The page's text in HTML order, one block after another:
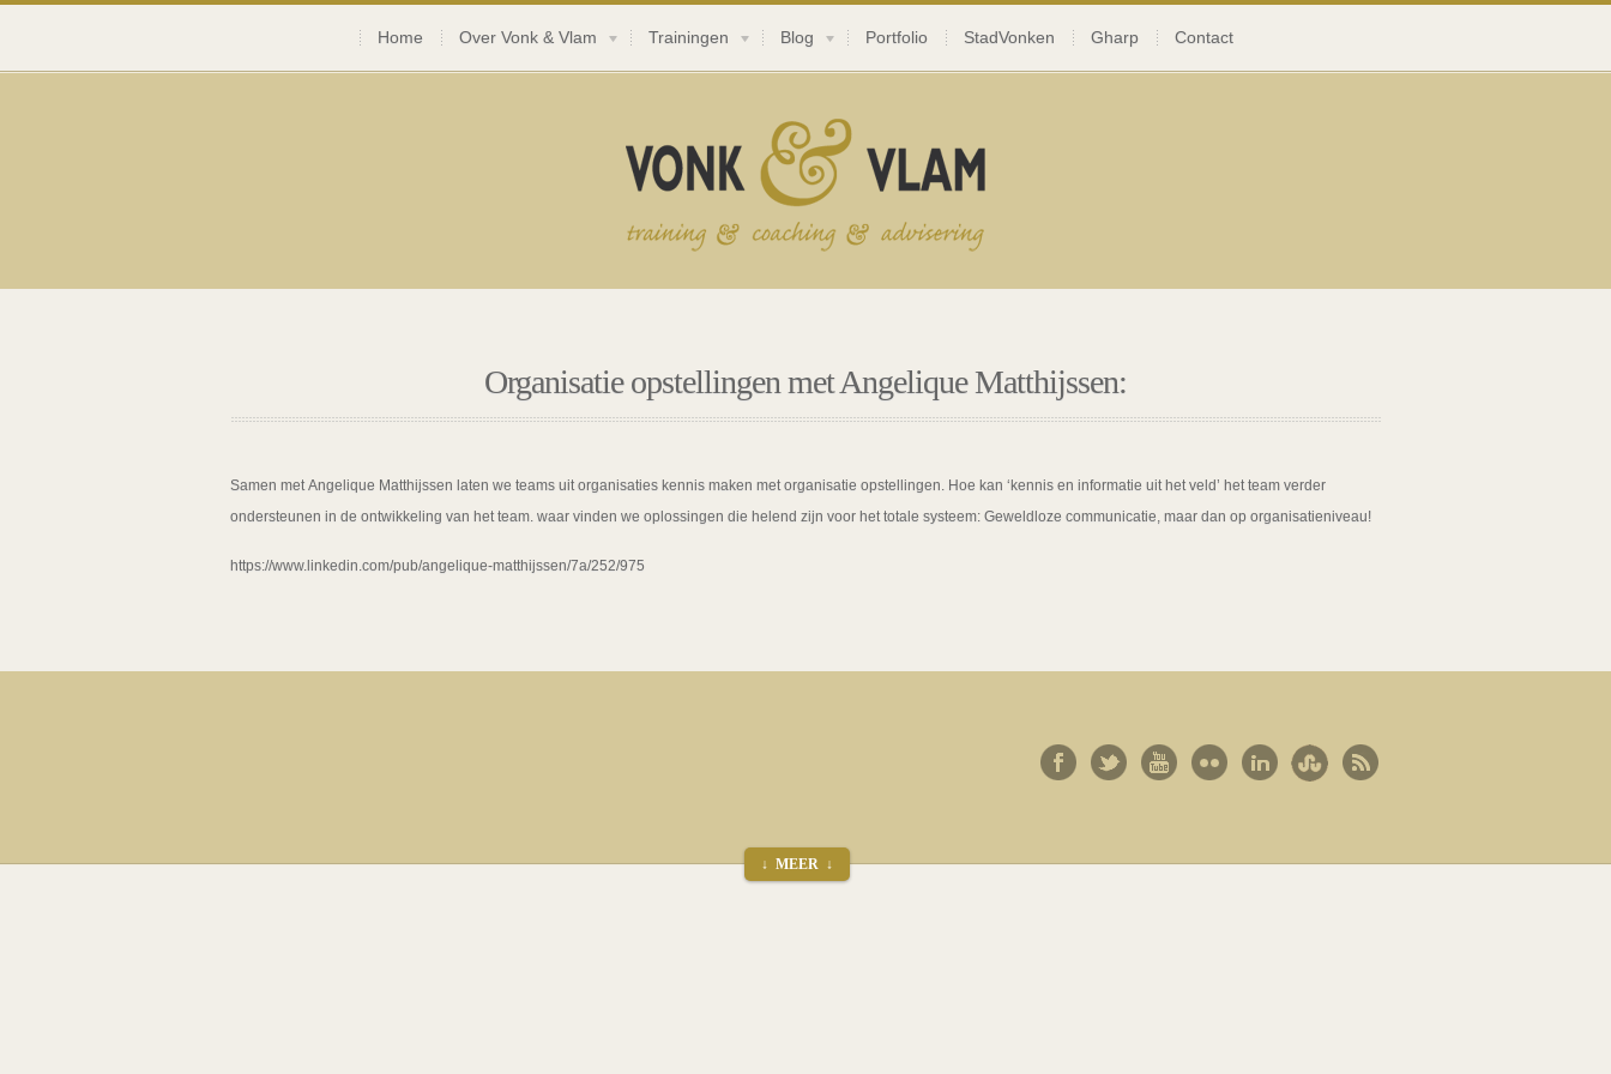
Home Over Vonk & Vlam Trainingen Blog Portfolio StadVonken Gharp Contact
Organisatie opstellingen met Angelique Matthijssen:
Samen met Angelique Matthijssen laten we teams uit organisaties kennis maken met organisatie opstellingen. Hoe kan ‘kennis en informatie uit het veld’ het team verder
ondersteunen in de ontwikkeling van het team. waar vinden we oplossingen die helend zijn voor het totale systeem: Geweldloze communicatie, maar dan op organisatieniveau!
https://www.linkedin.com/pub/angelique-matthijssen/7a/252/975
↓ MEER ↓